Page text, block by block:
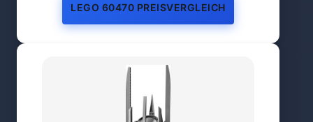
LEGO 60470 PREISVERGLEICH